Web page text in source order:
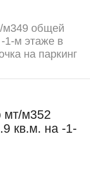
м349 общей
1-м этаже в
на паркинг
мт/м352
кв.м. на -1-